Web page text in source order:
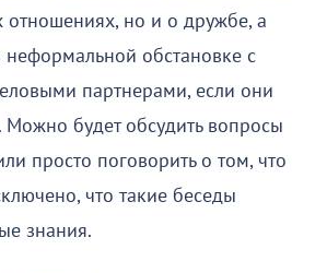
отношениях, но и о дружбе, а
неформальной обстановке с
партнерами, если они
будет обсудить вопросы
просто поговорить о том, что
что такие беседы
знания.